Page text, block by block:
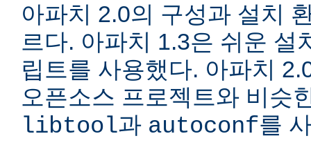
아파치 2.0의 구성과 설치
르다. 아파치 1.3은 쉬운 설
립트를 사용했다. 아파치
오픈소스 프로젝트와 비슷
libtool과 autoconf를